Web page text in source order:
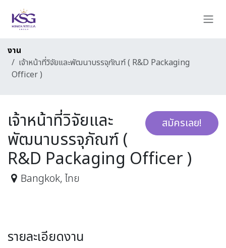
งาน
เจ้าหน้าที่วิจัยและพัฒนาบรรจุภัณฑ์ ( R&D Packaging
Officer )
สมัครเลย!
เจ้าหน้าที่วิจัยและ
พัฒนาบรรจุภัณฑ์ (
R&D Packaging Officer )
Bangkok,ไทย
รายละเอียดงาน